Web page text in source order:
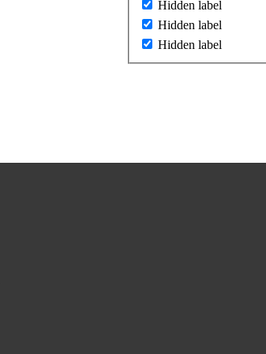
Hidden label
Hidden label
Hidden label